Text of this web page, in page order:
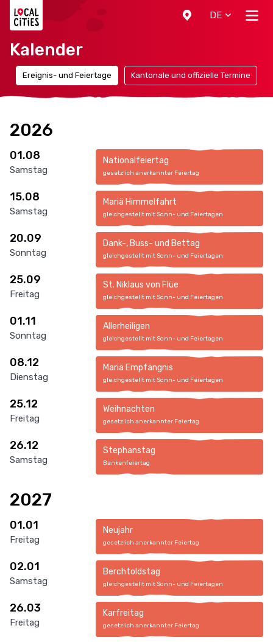
DE
Kalender
Ereignis- und Feiertage Kantonale und offizielle Termine
2026
01.08
Samstag
Nationalfeiertag
gesetzlich anerkannter Feiertag
15.08
Samstag
Mariä Himmelfahrt
gleichgestellt mit Sonn- und Feiertagen
20.09
Sonntag
Dank-, Buss- und Bettag
gleichgestellt mit Sonn- und Feiertagen
25.09
Freitag
St. Niklaus von Flüe
gleichgestellt mit Sonn- und Feiertagen
01.11
Sonntag
Allerheiligen
gleichgestellt mit Sonn- und Feiertagen
08.12
Dienstag
Mariä Empfängnis
gleichgestellt mit Sonn- und Feiertagen
25.12
Freitag
Weihnachten
gesetzlich anerkannter Feiertag
26.12
Samstag
Stephanstag
Bankenfeiertag
2027
01.01
Freitag
Neujahr
gesetzlich anerkannter Feiertag
02.01
Samstag
Berchtoldstag
gleichgestellt mit Sonn- und Feiertagen
26.03
Freitag
Karfreitag
gesetzlich anerkannter Feiertag